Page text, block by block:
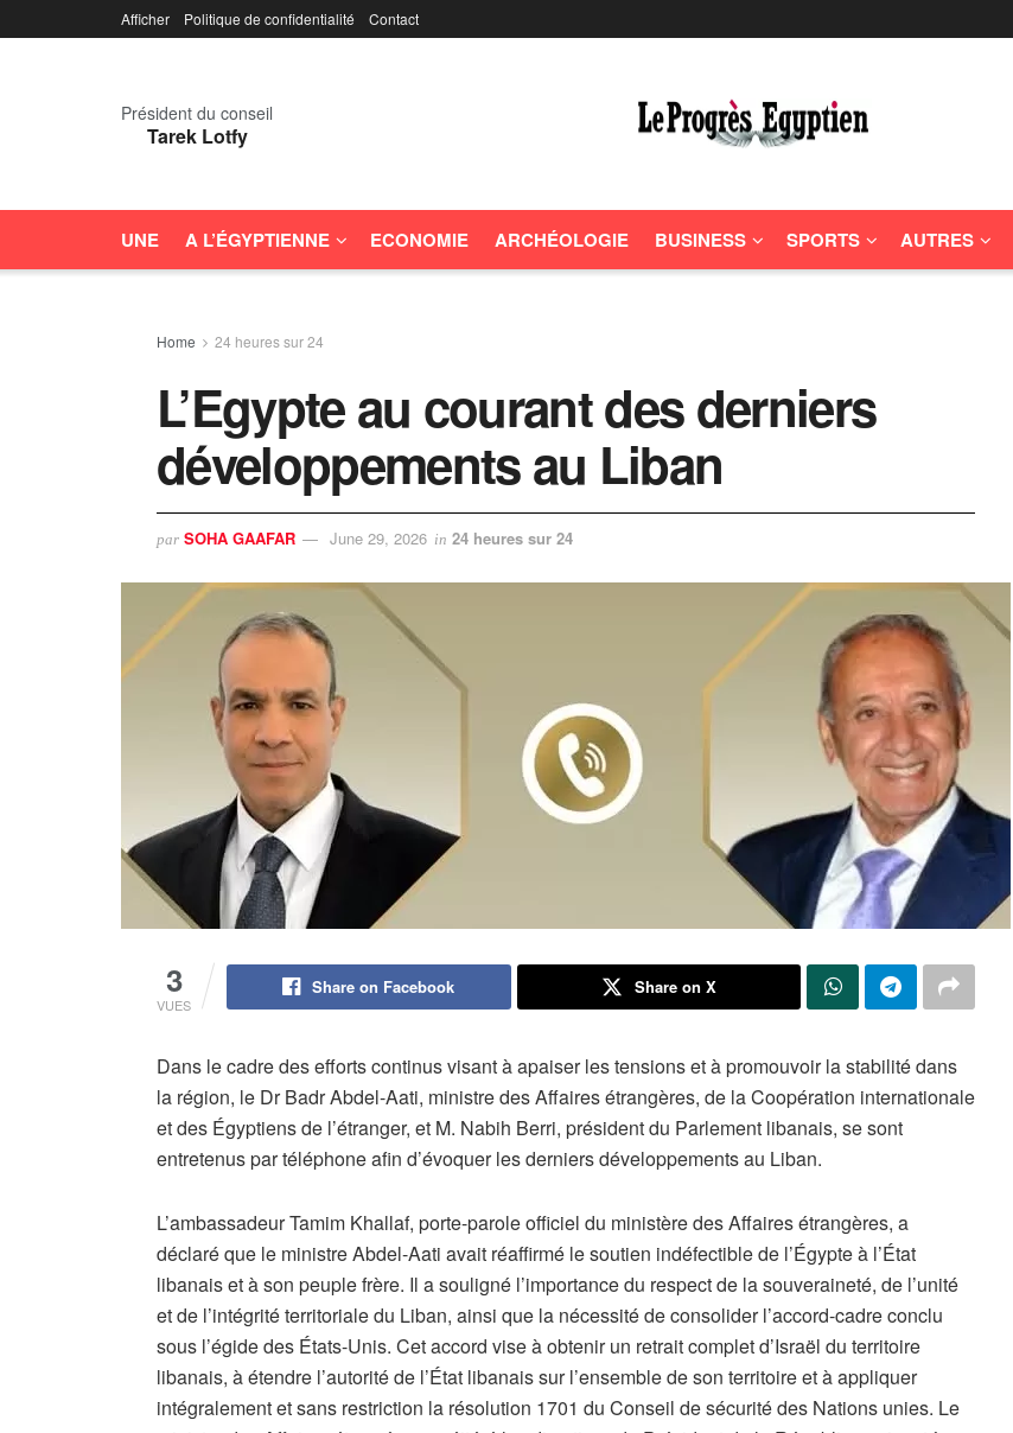
Afficher Politique de confidentialité Contact
Président du conseil
Tarek Lotfy
UNE A L’ÉGYPTIENNE ECONOMIE ARCHÉOLOGIE BUSINESS SPORTS AUTRES
Home 24 heures sur 24
L’Egypte au courant des derniers
développements au Liban
par SOHA GAAFAR June 29, 2026 in 24 heures sur 24
3
VUES
Share on Facebook Share on X
Dans le cadre des efforts continus visant à apaiser les tensions et à promouvoir la stabilité dans
la région, le Dr Badr Abdel-Aati, ministre des Affaires étrangères, de la Coopération internationale
et des Égyptiens de l’étranger, et M. Nabih Berri, président du Parlement libanais, se sont
entretenus par téléphone afin d’évoquer les derniers développements au Liban.
L’ambassadeur Tamim Khallaf, porte-parole officiel du ministère des Affaires étrangères, a
déclaré que le ministre Abdel-Aati avait réaffirmé le soutien indéfectible de l’Égypte à l’État
libanais et à son peuple frère. Il a souligné l’importance du respect de la souveraineté, de l’unité
et de l’intégrité territoriale du Liban, ainsi que la nécessité de consolider l’accord-cadre conclu
sous l’égide des États-Unis. Cet accord vise à obtenir un retrait complet d’Israël du territoire
libanais, à étendre l’autorité de l’État libanais sur l’ensemble de son territoire et à appliquer
intégralement et sans restriction la résolution 1701 du Conseil de sécurité des Nations unies. Le